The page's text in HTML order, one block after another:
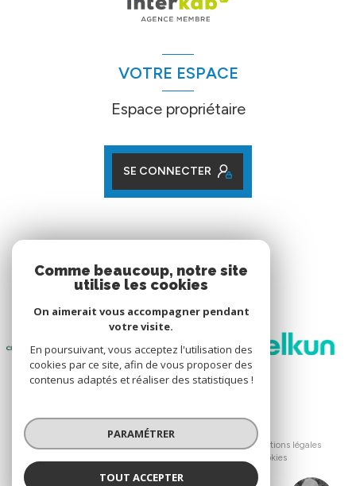
VOTRE ESPACE
Espace propriétaire
SE CONNECTER
Nos partenaires
© 2026 | Tous droits réservés
Mentions légales
Cookies
Comme beaucoup, notre site
utilise les cookies
On aimerait vous accompagner pendant
votre visite.
En poursuivant, vous acceptez l'utilisation des
cookies par ce site, afin de vous proposer des
contenus adaptés et réaliser des statistiques !
PARAMÉTRER
TOUT ACCEPTER